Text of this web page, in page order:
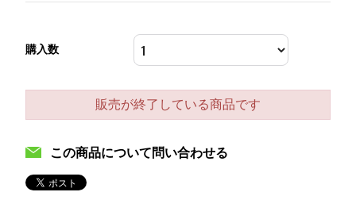
購入数
販売が終了している商品です
この商品について問い合わせる